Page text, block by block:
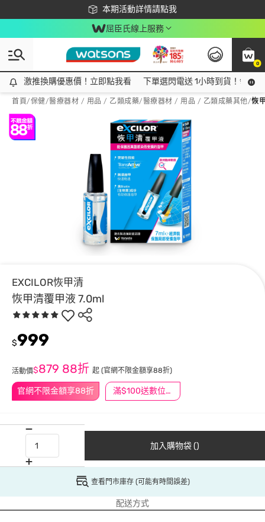
本期活動詳情請點我
下載app最高回饋$350
屈臣氏線上服務
0
激推換購優惠價！立即點我看
激推換購優惠價！立即點我看 下單選閃電送 1小時到貨！領神
首頁/保健/醫療器材 / 用品 / 乙類成藥/醫療器材 / 用品 / 乙類成藥其他/恢
EXCILOR恢甲清
恢甲清覆甲液 7.0ml
官網不限金額享88折 滿$100送數位印花
$999
活動價$879 88折 起 (官網不限金額享88折)
加入購物袋 ()
查看門市庫存 (可能有時間誤差)
配送方式